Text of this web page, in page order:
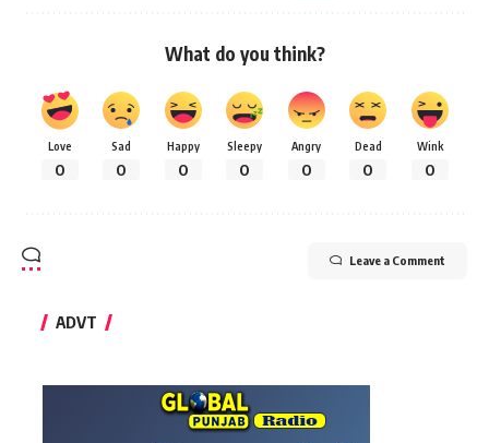
What do you think?
Love
0
Sad
0
Happy
0
Sleepy
0
Angry
0
Dead
0
Wink
0
Leave a Comment
ADVT